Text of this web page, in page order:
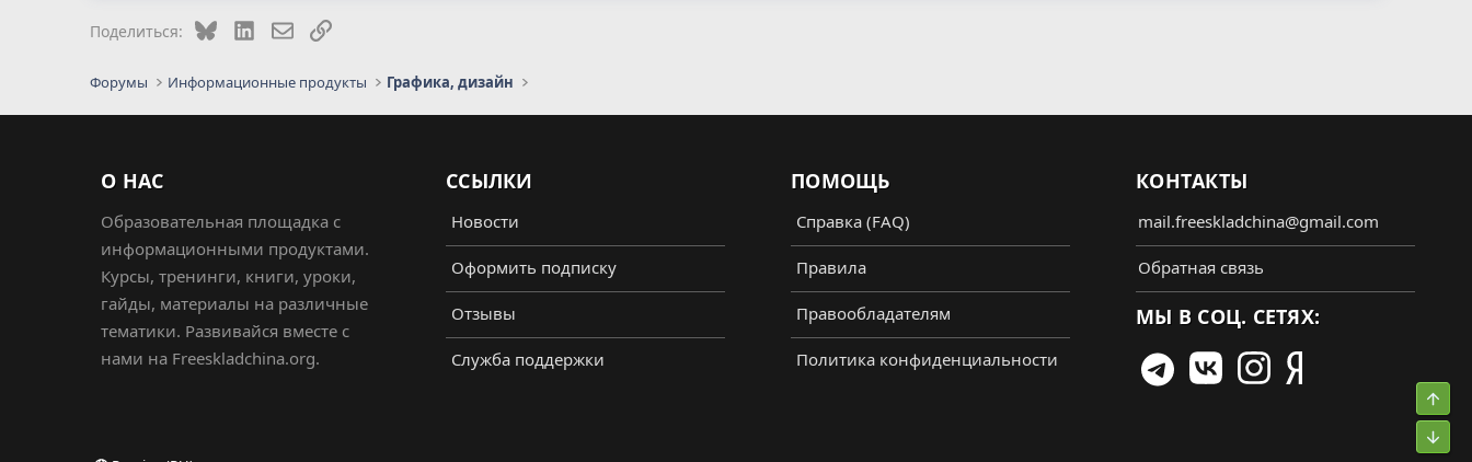
Поделиться: BlueskyLinkedInЭлектронная почта
Ссылка
Форумы Информационные продукты Графика, дизайн
О НАС
Образовательная площадка с
информационными продуктами.
Курсы, тренинги, книги, уроки,
гайды, материалы на различные
тематики. Развивайся вместе с
нами на Freeskladchina.org.
ССЫЛКИ
Новости
Оформить подписку
Отзывы
Служба поддержки
ПОМОЩЬ
Справка (FAQ)
Правила
Правообладателям
Политика конфиденциальности
КОНТАКТЫ
mail.freeskladchina@gmail.com
Обратная связь
МЫ В СОЦ. СЕТЯХ: